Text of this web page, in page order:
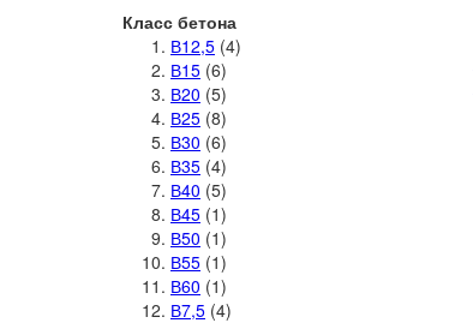
Класс бетона
В12,5 (4)
В15 (6)
В20 (5)
В25 (8)
В30 (6)
В35 (4)
В40 (5)
В45 (1)
В50 (1)
В55 (1)
В60 (1)
В7,5 (4)